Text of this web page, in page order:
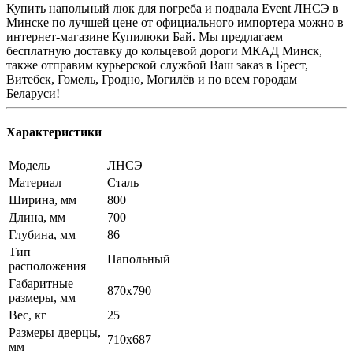
Купить напольный люк для погреба и подвала Event ЛНСЭ в
Минске по лучшей цене от официального импортера можно в
интернет-магазине Купилюки Бай. Мы предлагаем
бесплатную доставку до кольцевой дороги МКАД Минск,
также отправим курьерской службой Ваш заказ в Брест,
Витебск, Гомель, Гродно, Могилёв и по всем городам
Беларуси!
Характеристики
Модель
ЛНСЭ
Материал
Сталь
Ширина, мм
800
Длина, мм
700
Глубина, мм
86
Тип
расположения
Напольный
Габаритные
размеры, мм
870x790
Вес, кг
25
Размеры дверцы,
мм
710х687